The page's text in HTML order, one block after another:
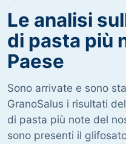
Le analisi
di pasta più
Paese
Sono arrivate e sono
GranoSalus i risultati
di pasta più note del
sono presenti il